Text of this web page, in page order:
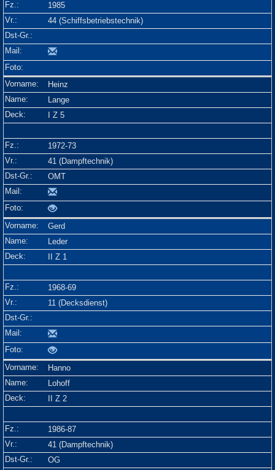
1985
44 (Schiffsbetriebstechnik)
Heinz
Lange
I Z 5
1972-73
41 (Dampftechnik)
OMT
Gerd
Leder
II Z 1
1968-69
11 (Decksdienst)
Hanno
Lohoff
II Z 2
1986-87
41 (Dampftechnik)
OG